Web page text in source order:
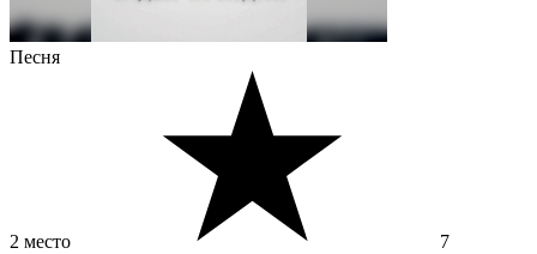
Песня
2 место 7